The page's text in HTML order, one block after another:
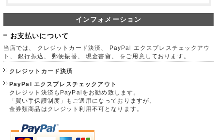
インフォメーション
お支払いについて
当店では、 クレジットカード決済、 PayPal エクスプレスチェックアウ
ト、 銀行振込、 郵便振替、 現金書留、 をご用意しております。
クレジットカード決済
PayPal エクスプレスチェックアウト
クレジット決済もPayPalをお勧め致します。
「買い手保護制度」もご適用になっておりますが、
金券類商品はクレジット利用不可となります。